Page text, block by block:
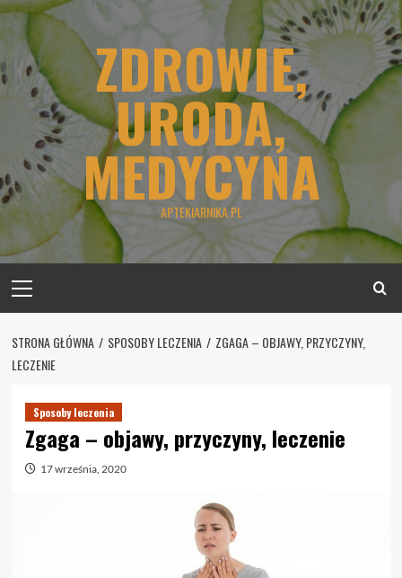
Skip
content
ZDROWIE,
URODA,
MEDYCYNA
APTEKIARNIKA.PL
Menu
STRONA GŁÓWNA SPOSOBY LECZENIA
ZGAGA – OBJAWY, PRZYCZYNY,
LECZENIE
Sposoby leczenia
Zgaga – objawy, przyczyny, leczenie
17 września, 2020